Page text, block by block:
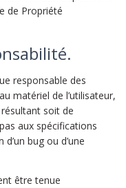
de Propriété
responsable des
matériel de l’utilisateur,
soit de
aux spécifications
bug ou d’une
être tenue